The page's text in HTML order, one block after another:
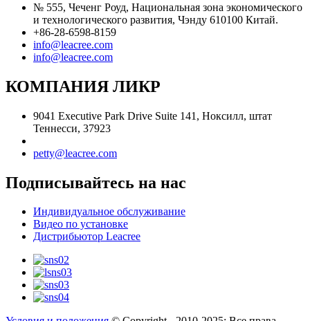
№ 555, Чеченг Роуд, Национальная зона экономического
и технологического развития, Чэнду 610100 Китай.
+86-28-6598-8159
info@leacree.com
info@leacree.com
КОМПАНИЯ ЛИКР
9041 Executive Park Drive Suite 141, Ноксилл, штат
Теннесси, 37923
petty@leacree.com
Подписывайтесь на нас
Индивидуальное обслуживание
Видео по установке
Дистрибьютор Leacree